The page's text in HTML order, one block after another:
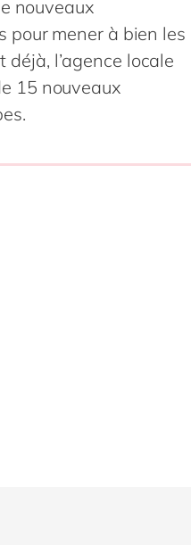
Philippines
Singapore
en
Switzerland
en
UK & Ireland
nouveaux
pour mener à bien les
déjà, l’agence locale
15 nouveaux